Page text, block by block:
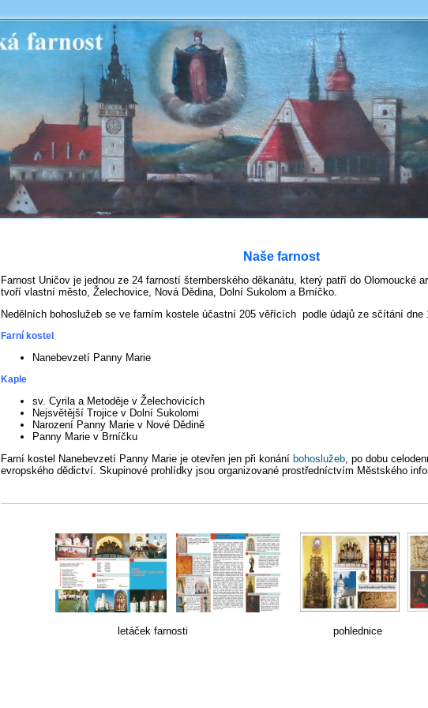
Naše farnost
Farnost Uničov je jednou ze 24 farností šternberského děkanátu, který patří do Olomoucké
tvoří vlastní město, Želechovice, Nová Dědina, Dolní Sukolom a Brníčko.
Nedělních bohoslužeb se ve farním kostele účastní 205 věřících podle údajů ze sčítání dne
Farní kostel
Nanebevzetí Panny Marie
Kaple
sv. Cyrila a Metoděje v Želechovicích
Nejsvětější Trojice v Dolní Sukolomi
Narození Panny Marie v Nové Dědině
Panny Marie v Brníčku
Farní kostel Nanebevzetí Panny Marie je otevřen jen při konání bohoslužeb, po dobu
evropského dědictví. Skupinové prohlídky jsou organizované prostředníctvím Městského
letáček farnosti pohlednice